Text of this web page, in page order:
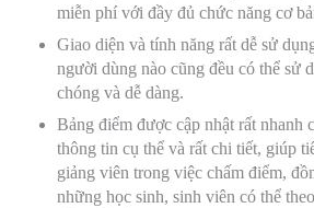
miễn phí với đầy đủ chức năng cơ
Giao diện và tính năng rất dễ sử
người dùng nào cũng đều có thể sử
chóng và dễ dàng.
Bảng điểm được cập nhật rất nhanh
thông tin cụ thể và rất chi tiết, giúp
giảng viên trong việc chấm điểm,
những học sinh, sinh viên có thể